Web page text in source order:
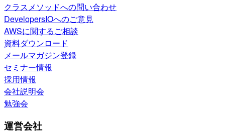
クラスメソッドへの問い合わせ
DevelopersIOへのご意見
AWSに関するご相談
資料ダウンロード
メールマガジン登録
セミナー情報
採用情報
会社説明会
勉強会
運営会社